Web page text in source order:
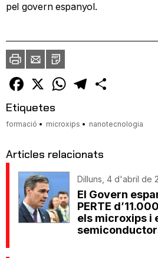
pel govern espanyol.
ImprimirEnvia
un
amic
PDF
Facebook
X WhatsAppTelegram
Etiquetes
formació microxips nanotecnologia
Articles relacionats
Dilluns, 4 d'abril de
El Govern
PERTE
els microxips i